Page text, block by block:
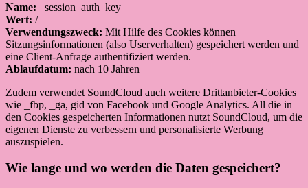
Name:
_session_auth_key
Wert: /
Verwendungszweck: Mit Hilfe des Cookies können
Sitzungsinformationen (also Userverhalten) gespeichert werden und
eine Client-Anfrage authentifiziert werden.
Ablaufdatum: nach 10 Jahren
Zudem verwendet SoundCloud auch weitere Drittanbieter-Cookies
wie _fbp, _ga, gid von Facebook und Google Analytics. All die in
den Cookies gespeicherten Informationen nutzt SoundCloud, um die
eigenen Dienste zu verbessern und personalisierte Werbung
auszuspielen.
Wie lange und wo werden die Daten gespeichert?